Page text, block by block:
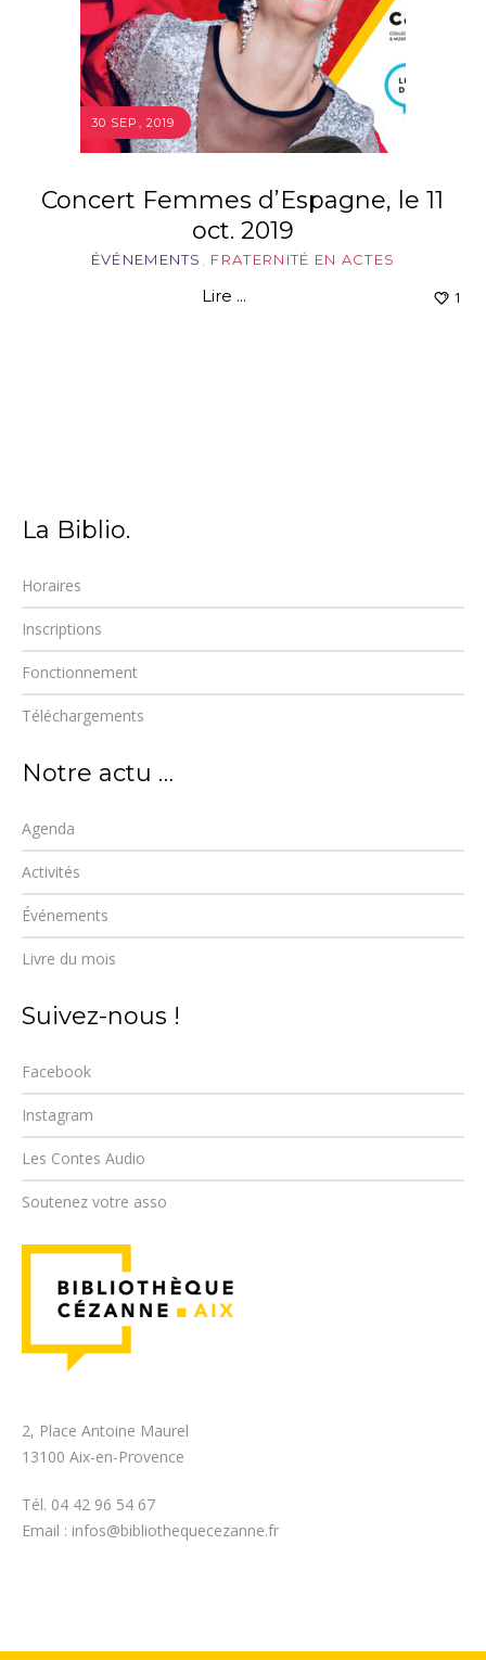
30 SEP, 2019
Concert Femmes d’Espagne, le 11
oct. 2019
ÉVÉNEMENTS , FRATERNITÉ EN ACTES
Lire ... 1
La Biblio.
Horaires
Inscriptions
Fonctionnement
Téléchargements
Notre actu …
Agenda
Activités
Événements
Livre du mois
Suivez-nous !
Facebook
Instagram
Les Contes Audio
Soutenez votre asso
2, Place Antoine Maurel
13100 Aix-en-Provence
Tél. 04 42 96 54 67
Email : infos@bibliothequecezanne.fr